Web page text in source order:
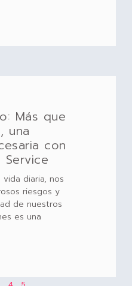
Más que
una
con
Service
diaria, nos
riesgos y
de nuestros
es una